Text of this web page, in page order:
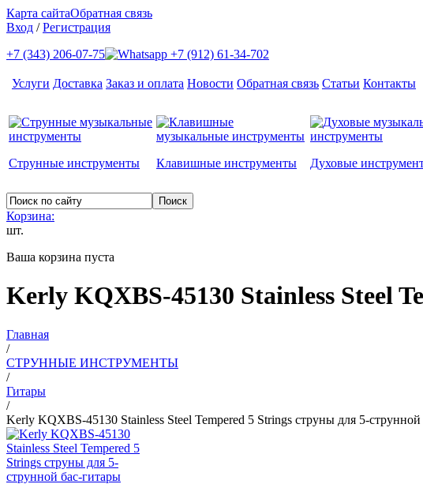
Карта сайтаОбратная связь
Вход /Регистрация
+7 (343) 206-07-75
+7 (912) 61-34-702
Услуги Доставка Заказ и оплата Новости Обратная связь Статьи Контакты
Струнные инструменты Клавишные инструменты Духовые
Корзина:
шт.
Ваша корзина пуста
Kerly KQXBS-45130 Stainless Steel
Главная
/
СТРУННЫЕ ИНСТРУМЕНТЫ
/
Гитары
/
Kerly KQXBS-45130 Stainless Steel Tempered 5 Strings струны для 5-